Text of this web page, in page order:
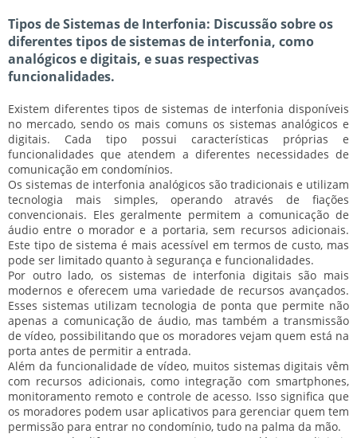
Tipos de Sistemas de Interfonia: Discussão sobre os
diferentes tipos de sistemas de interfonia, como
analógicos e digitais, e suas respectivas
funcionalidades.
Existem diferentes tipos de sistemas de interfonia disponíveis
no mercado, sendo os mais comuns os sistemas analógicos e
digitais. Cada tipo possui características próprias e
funcionalidades que atendem a diferentes necessidades de
comunicação em condomínios.
Os sistemas de interfonia analógicos são tradicionais e utilizam
tecnologia mais simples, operando através de fiações
convencionais. Eles geralmente permitem a comunicação de
áudio entre o morador e a portaria, sem recursos adicionais.
Este tipo de sistema é mais acessível em termos de custo, mas
pode ser limitado quanto à segurança e funcionalidades.
Por outro lado, os sistemas de interfonia digitais são mais
modernos e oferecem uma variedade de recursos avançados.
Esses sistemas utilizam tecnologia de ponta que permite não
apenas a comunicação de áudio, mas também a transmissão
de vídeo, possibilitando que os moradores vejam quem está na
porta antes de permitir a entrada.
Além da funcionalidade de vídeo, muitos sistemas digitais vêm
com recursos adicionais, como integração com smartphones,
monitoramento remoto e controle de acesso. Isso significa que
os moradores podem usar aplicativos para gerenciar quem tem
permissão para entrar no condomínio, tudo na palma da mão.